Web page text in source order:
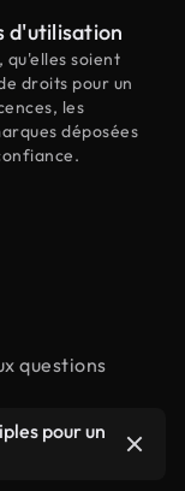
d'utilisation
qu'elles soient
droits pour un
les
déposées
questions
pour un